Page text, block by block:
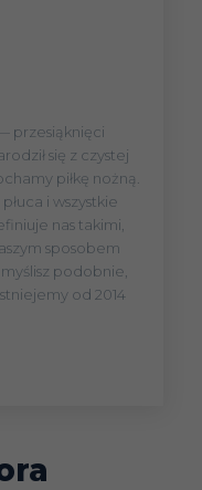
przesiąknięci
się z czystej
piłkę nożną.
i wszystkie
nas takimi,
sposobem
podobnie,
od 2014